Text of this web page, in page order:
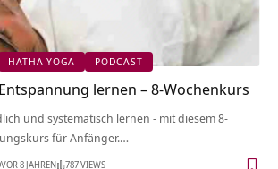
HATHA YOGA PODCAST
lernen – 8-Wochenkurs
und systematisch lernen - mit diesem 8-
für Anfänger.…
VOR 8 JAHREN 787 VIEWS